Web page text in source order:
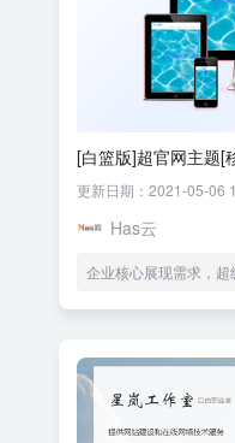
[白篮版]超官网主题[
更新日期：2021-05-06
Has云
企业核心展现需求，